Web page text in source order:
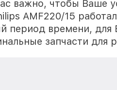
важно, чтобы Ваше
AMF220/15
период времени, для
запчасти для